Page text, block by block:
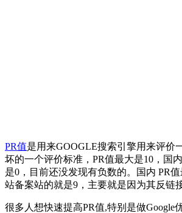
PR值是用来GOOGLE搜索引擎用来评价
坏的一个评价标准，PR值最大是10，国
是0，目前还没发现有负数的。国内 PR
站备案站的就是9，主要就是因为其反链
很多人想快速提高PR值,特别是做Google